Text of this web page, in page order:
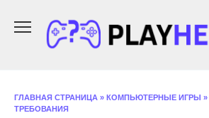
содержанию
ГЛАВНАЯ СТРАНИЦА » КОМПЬЮТЕРНЫЕ ИГРЫ »
ТРЕБОВАНИЯ